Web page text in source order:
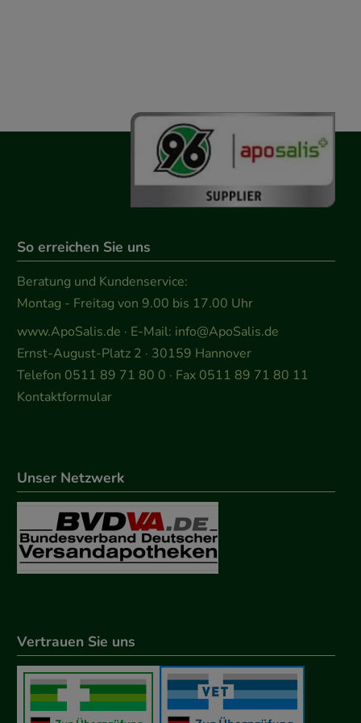
So erreichen Sie uns
Beratung und Kundenservice:
Montag - Freitag von 9.00 bis 17.00 Uhr
www.ApoSalis.de · E-Mail: info@ApoSalis.de
Ernst-August-Platz 2 · 30159 Hannover
Telefon 0511 89 71 80 0 · Fax 0511 89 71 80 11
Kontaktformular
Unser Netzwerk
Vertrauen Sie uns